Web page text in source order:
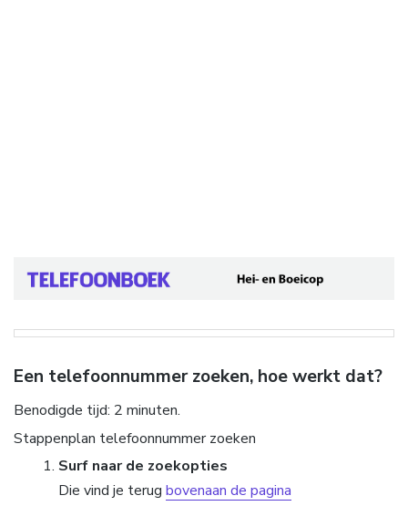
Een telefoonnummer zoeken, hoe werkt dat?
Benodigde tijd: 2 minuten.
Stappenplan telefoonnummer zoeken
Surf naar de zoekopties
Die vind je terug bovenaan de pagina